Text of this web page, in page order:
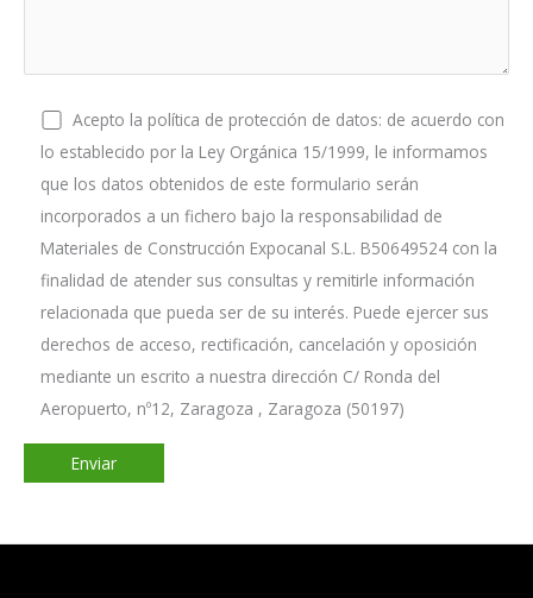
Acepto la política de protección de datos: de acuerdo con
lo establecido por la Ley Orgánica 15/1999, le informamos
que los datos obtenidos de este formulario serán
incorporados a un fichero bajo la responsabilidad de
Materiales de Construcción Expocanal S.L. B50649524 con la
finalidad de atender sus consultas y remitirle información
relacionada que pueda ser de su interés. Puede ejercer sus
derechos de acceso, rectificación, cancelación y oposición
mediante un escrito a nuestra dirección C/ Ronda del
Aeropuerto, nº12, Zaragoza , Zaragoza (50197)